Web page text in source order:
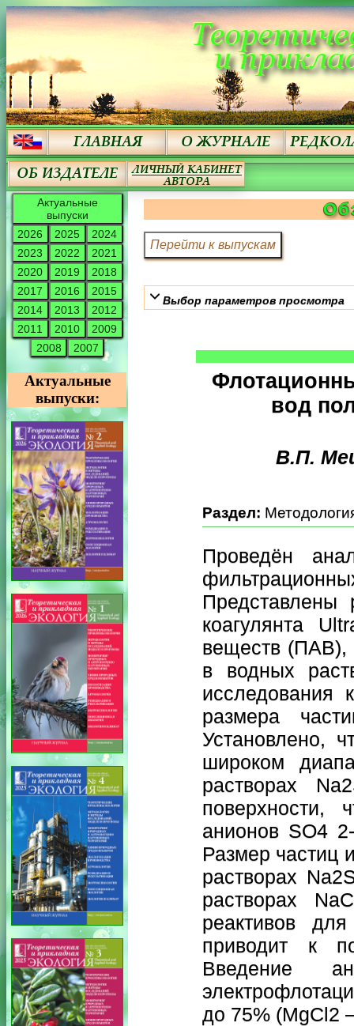
Актуальные
выпуски
2026
2025
2024
2023
2022
2021
2020
2019
2018
2017
2016
2015
2014
2013
2012
2011
2010
2009
2008
2007
Актуальные
выпуски:
Выбор параметров просмотра
вод
В.П.
Раздел:
Проведён
Представлены
коагулянта
веществ (ПАВ),
в водных
исследования
размера
Установлено,
широком
растворах
поверхности,
анионов SO4
Размер частиц
растворах
растворах
реактивов
приводит к
Введение
до 75% (MgCl2